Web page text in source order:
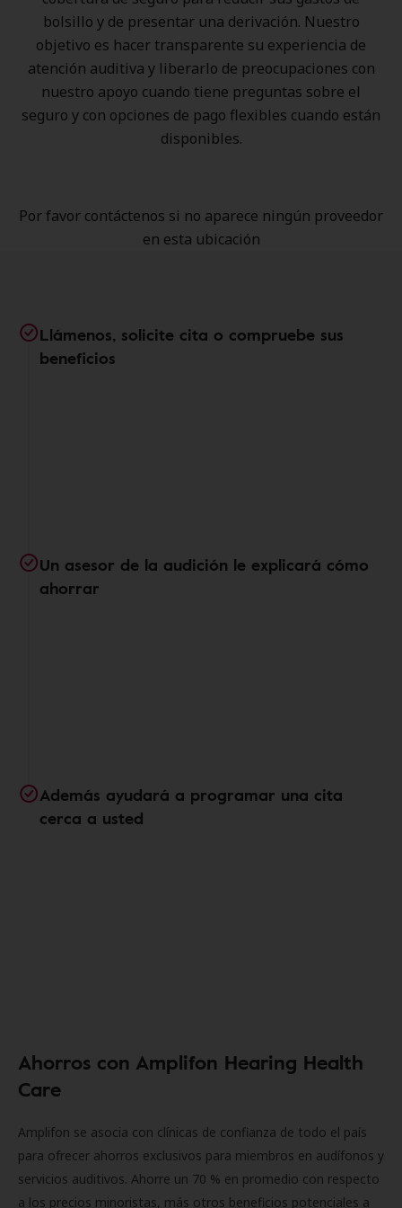
bolsillo y de presentar una derivación. Nuestro
objetivo es hacer transparente su experiencia de
atención auditiva y liberarlo de preocupaciones con
nuestro apoyo cuando tiene preguntas sobre el
seguro y con opciones de pago flexibles cuando están
disponibles.
Por favor contáctenos si no aparece ningún proveedor
en esta ubicación
Llámenos, solicite cita o compruebe sus
beneficios
Un asesor de la audición le explicará cómo
ahorrar
Además ayudará a programar una cita
cerca a usted
Ahorros con Amplifon Hearing Health
Care
Amplifon se asocia con clínicas de confianza de todo el país
para ofrecer ahorros exclusivos para miembros en audífonos y
servicios auditivos. Ahorre un 70 % en promedio con respecto
a los precios minoristas, más otros beneficios potenciales a